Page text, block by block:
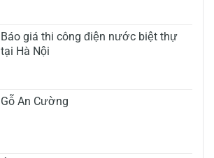
Báo giá thi công điện nước biệt thự
tại Hà Nội
Gỗ An Cường